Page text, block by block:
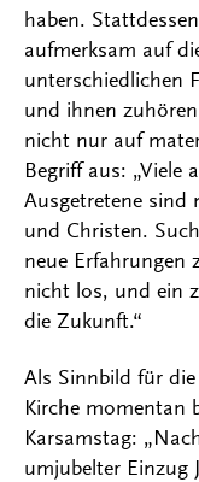
haben.
aufmerksam auf
unterschiedlichen
und ihnen
nicht nur auf
Begriff aus: „Viele
Ausgetretene sind
und Christen.
neue Erfahrungen
nicht los, und ein
die Zukunft.“
Als Sinnbild für
Kirche momentan
Karsamstag:
umjubelter Einzug